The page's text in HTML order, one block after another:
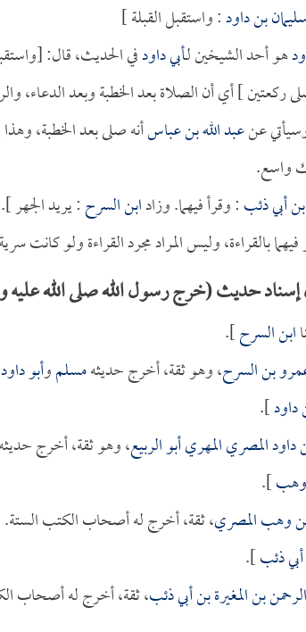
بن داود: واستقبل القبلة ]
هو أحد الشيخين لـأبي داودفي الحديث، قال:
ركعتين ] أي أن الصلاة بعد الخطبة وبعد الدعاء،
عنعبد الله بن عباسأنه صلى بعد الخطبة،
واسع.
أبي ذئب: وقرأ فيهما. وزادابن السرح: يريد الجهر ].
بالقراءة، وليس المراد مجرد القراءة ولو كانت
حديث (خرج رسول الله صلى الله عليه
ابن السرح].
بن السرح، وهو ثقة، أخرج حديثهمسلموأبو داود
داود].
داود المصري المهري أبو الربيع، وهو ثقة، أخرج
].
وهب المصري، ثقة، أخرج له أصحاب الكتب الستة.
ذئب].
بن المغيرة بن أبي ذئب، ثقة، أخرج له أصحاب